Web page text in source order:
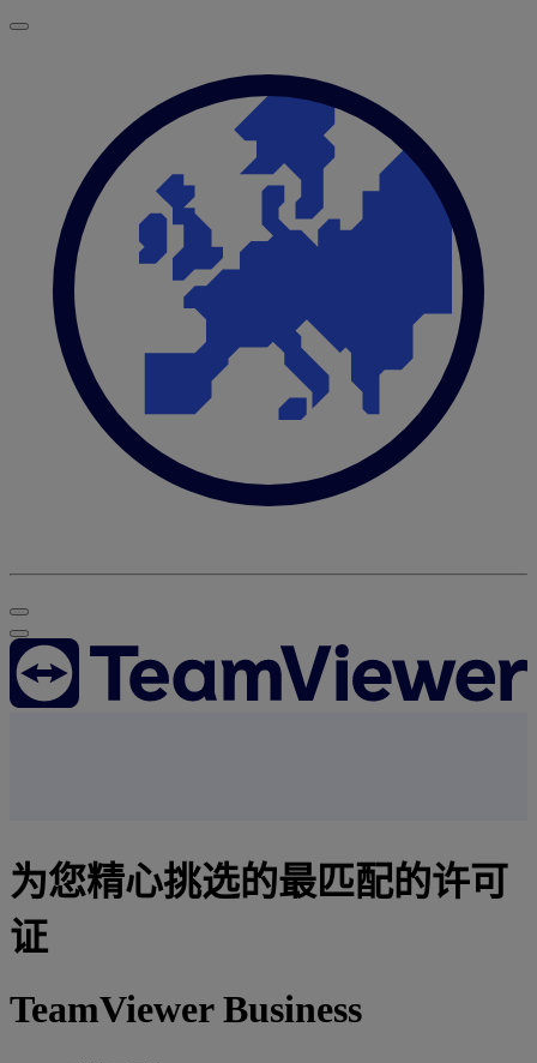
为您精心挑选的最匹配的许可
证
TeamViewer Business